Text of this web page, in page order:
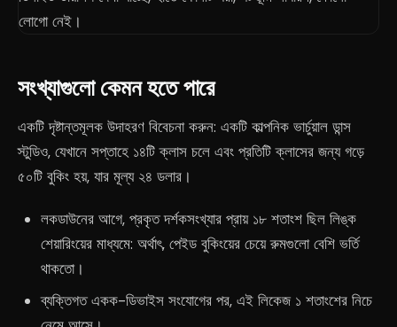
সংখ্যাগুলো কেমন হতে পারে
একটি দৃষ্টান্তমূলক উদাহরণ বিবেচনা করুন: একটি কাল্পনিক ভার্চুয়াল ডান্স
স্টুডিও, যেখানে সপ্তাহে ১৪টি ক্লাস চলে এবং প্রতিটি ক্লাসের জন্য গড়ে
৫০টি বুকিং হয়, যার মূল্য ২৪ ডলার।
লকডাউনের আগে, প্রকৃত দর্শকসংখ্যার প্রায় ১৮ শতাংশ ছিল লিঙ্ক
শেয়ারিংয়ের মাধ্যমে: অর্থাৎ, পেইড বুকিংয়ের চেয়ে রুমগুলো বেশি ভর্তি
থাকতো।
ব্যক্তিগত একক-ডিভাইস সংযোগের পর, এই লিকেজ ১ শতাংশের নিচে